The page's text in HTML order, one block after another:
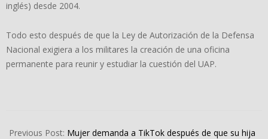
inglés) desde 2004.
Todo esto después de que la Ley de Autorización de la Defensa
Nacional exigiera a los militares la creación de una oficina
permanente para reunir y estudiar la cuestión del UAP.
05-
Previous Post: Mujer demanda a TikTok después de que su hija